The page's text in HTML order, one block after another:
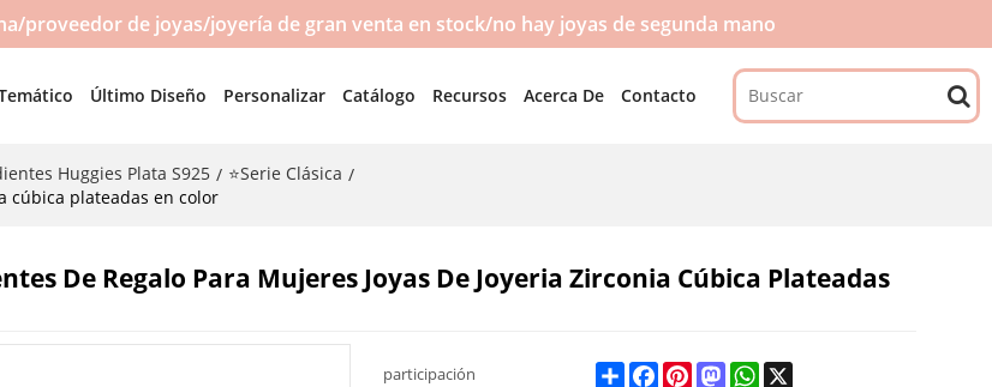
proveedor de joyas/joyería de gran venta en stock/no hay joyas de segunda mano
Último Diseño Personalizar Catálogo Recursos Acerca De Contacto
Huggies Plata S925 / ⭐Serie Clásica /
cúbica plateadas en color
De Regalo Para Mujeres Joyas De Joyeria Zirconia Cúbica Plateadas
participación ShareFacebookPinterestMastodonWhatsApp